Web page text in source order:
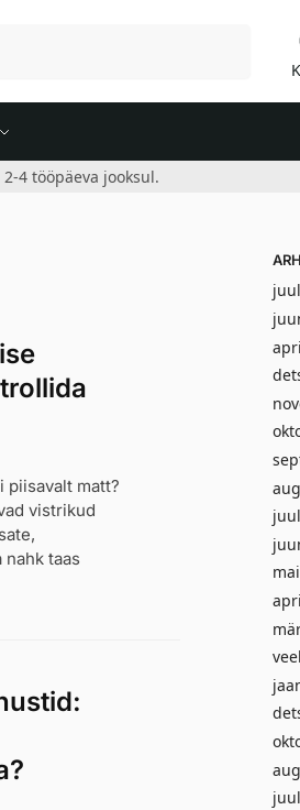
4 tööpäeva jooksul.
piisavalt matt?
vistrikud
taas